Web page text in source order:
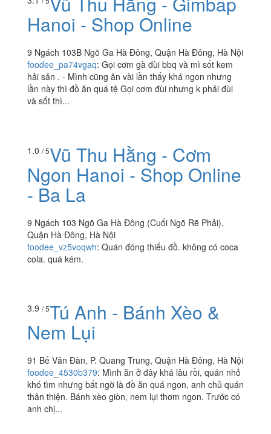
Hanoi - Shop Online
9 Ngách 103B Ngõ Ga Hà Đông, Quận Hà Đông, Hà Nội
foodee_pa74vgaq: Gọi cơm gà đùi bbq và mì sốt kem
hải sản . - Mình cũng ăn vài lần thấy khá ngon nhưng
lần này thì đồ ăn quá tệ Gọi cơm đùi nhưng k phải đùi
và sốt thì...
1.0 / 5Vũ Thu Hằng - Cơm
Ngon Hanoi - Shop Online
- Ba La
9 Ngách 103 Ngõ Ga Hà Đông (Cuối Ngõ Rẽ Phải),
Quận Hà Đông, Hà Nội
foodee_vz5voqwh: Quán đóng thiếu đồ. không có coca
cola. quá kém.
3.9 / 5Tú Anh - Bánh Xèo &
Nem Lụi
91 Bế Văn Đàn, P. Quang Trung, Quận Hà Đông, Hà Nội
foodee_4530b379: Mình ăn ở đây khá lâu rồi, quán nhỏ
khó tìm nhưng bất ngờ là đồ ăn quá ngon, anh chủ quán
thân thiện. Bánh xèo giòn, nem lụi thơm ngon. Trước có
anh chị...